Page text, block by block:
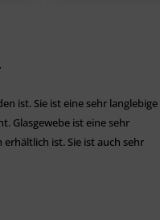
ist. Sie ist eine sehr langlebige
Glasgewebe ist eine sehr
ist. Sie ist auch sehr